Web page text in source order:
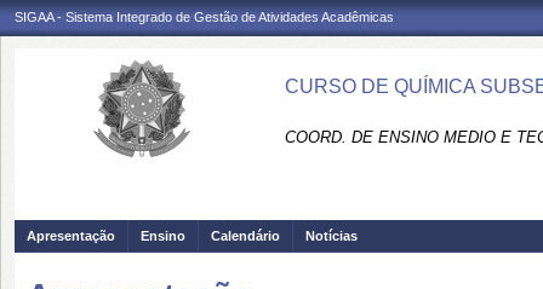
SIGAA - Sistema Integrado de Gestão de Atividades Acadêmicas
CURSO DE QUÍMICA
COORD. DE ENSINO MEDIO E
Apresentação Ensino Calendário Notícias